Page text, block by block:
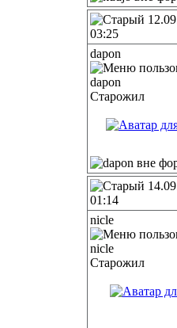
03:25
dapon
Старожил
01:14
nicle
Старожил